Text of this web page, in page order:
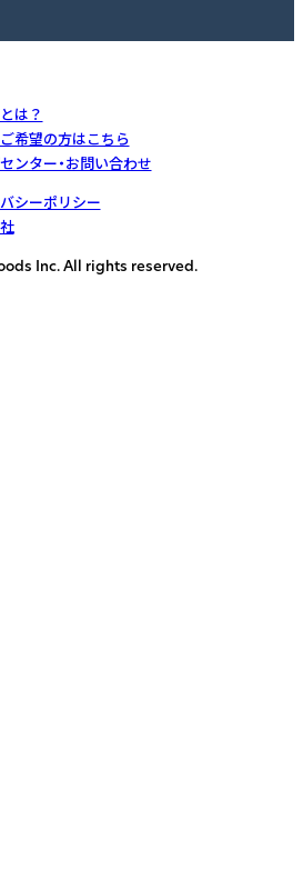
は？
希望の方はこちら
ンター・お問い合わせ
シーポリシー
Inc. All rights reserved.